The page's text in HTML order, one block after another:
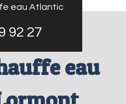
eau Atlantic
92 27
eau